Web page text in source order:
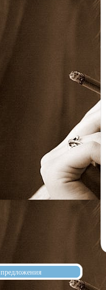
предложения